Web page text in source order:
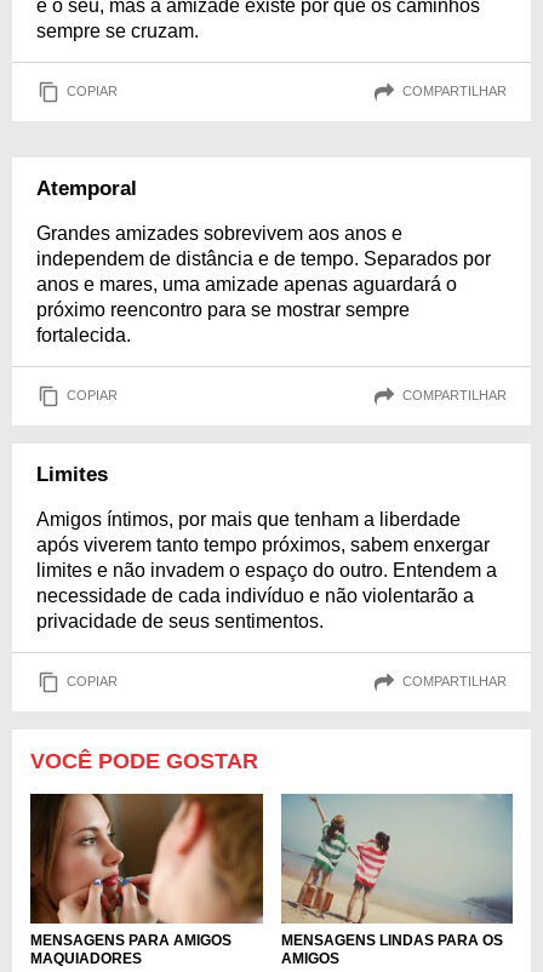
é o seu, mas a amizade existe por que os caminhos
sempre se cruzam.
COPIAR COMPARTILHAR
Atemporal
Grandes amizades sobrevivem aos anos e
independem de distância e de tempo. Separados por
anos e mares, uma amizade apenas aguardará o
próximo reencontro para se mostrar sempre
fortalecida.
COPIAR COMPARTILHAR
Limites
Amigos íntimos, por mais que tenham a liberdade
após viverem tanto tempo próximos, sabem enxergar
limites e não invadem o espaço do outro. Entendem a
necessidade de cada indivíduo e não violentarão a
privacidade de seus sentimentos.
COPIAR COMPARTILHAR
VOCÊ PODE GOSTAR
MENSAGENS PARA AMIGOS
MAQUIADORES
MENSAGENS LINDAS PARA OS
AMIGOS